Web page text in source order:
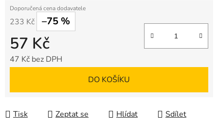
233 Kč –75 %
57 Kč
47 Kč bez DPH
DO KOŠÍKU
Tisk Zeptat se Hlídat Sdílet